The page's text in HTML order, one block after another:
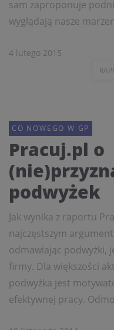
sam zaproponuje
wyglądają nasze
4 lutego 2015
CO NOWEGO W GP
Pracuj.pl o
podwyżek
Jak wynika z raportu
najczęstszym
odmawiając podwyżki,
firmy. Dla większości
podwyżka jest
efektywnej pracy.